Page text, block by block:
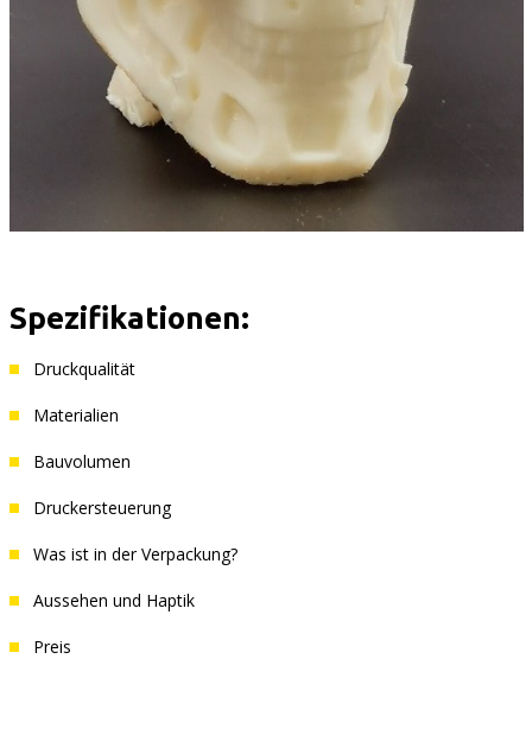
Spezifikationen:
Druckqualität
Materialien
Bauvolumen
Druckersteuerung
Was ist in der Verpackung?
Aussehen und Haptik
Preis